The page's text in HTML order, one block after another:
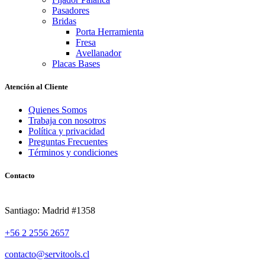
Pasadores
Bridas
Porta Herramienta
Fresa
Avellanador
Placas Bases
Atención al Cliente
Quienes Somos
Trabaja con nosotros
Política y privacidad
Preguntas Frecuentes
Términos y condiciones
Contacto
Santiago: Madrid #1358
+56 2 2556 2657
contacto@servitools.cl